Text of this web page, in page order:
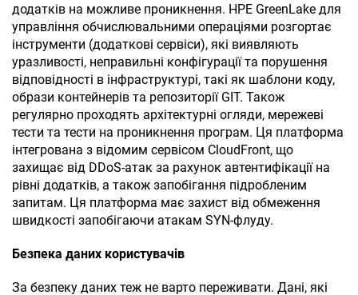
додатків на можливе проникнення. HPE GreenLake для
управління обчислювальними операціями розгортає
інструменти (додаткові сервіси), які виявляють
уразливості, неправильні конфігурації та порушення
відповідності в інфраструктурі, такі як шаблони коду,
образи контейнерів та репозиторії GIT. Також
регулярно проходять архітектурні огляди, мережеві
тести та тести на проникнення програм. Ця платформа
інтегрована з відомим сервісом CloudFront, що
захищає від DDoS-атак за рахунок автентифікації на
рівні додатків, а також запобігання підробленим
запитам. Ця платформа має захист від обмеження
швидкості запобігаючи атакам SYN-флуду.
Безпека даних користувачів
За безпеку даних теж не варто переживати. Дані, які